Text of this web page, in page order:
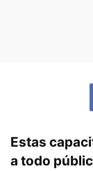
Estas
a todo